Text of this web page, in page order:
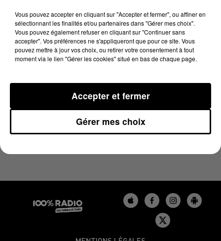
4 janvier 2024 - 1 min 13 sec
L'AGENDA DU GERS DU 04/01/2024 À 10H39
Vous pouvez accepter en cliquant sur "Accepter et fermer", ou affiner en
sélectionnant les finalités et/ou partenaires dans "Gérer mes choix".
Vous pouvez également refuser en cliquant sur "Continuer sans
accepter". Vos préférences ne s'appliqueront que pour ce site. Vous
pouvez mettre à jour vos choix, ou retirer votre consentement à tout
moment via le lien "Gérer les cookies" situé en bas de chaque page.
Gérer mes choix
Accepter et fermer